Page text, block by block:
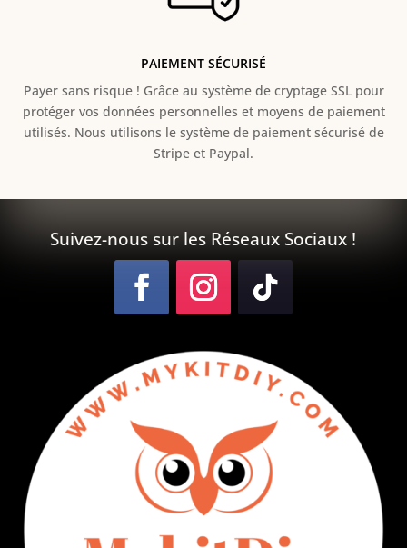
PAIEMENT SÉCURISÉ
Payer sans risque ! Grâce au système de cryptage SSL pour
protéger vos données personnelles et moyens de paiement
utilisés. Nous utilisons le système de paiement sécurisé de
Stripe et Paypal.
Suivez-nous sur les Réseaux Sociaux !